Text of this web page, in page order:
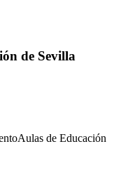
de Sevilla
Aulas de Educación